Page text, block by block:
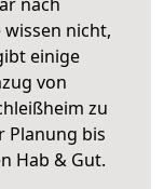
nicht,
einige
von
zu
Planung bis
Hab & Gut.